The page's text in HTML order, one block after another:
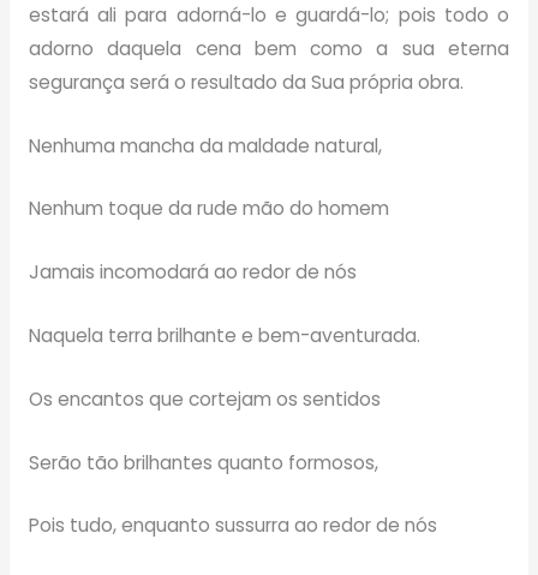
estará ali para adorná-lo e guardá-lo; pois todo o
adorno daquela cena bem como a sua eterna
segurança será o resultado da Sua própria obra.
Nenhuma mancha da maldade natural,
Nenhum toque da rude mão do homem
Jamais incomodará ao redor de nós
Naquela terra brilhante e bem-aventurada.
Os encantos que cortejam os sentidos
Serão tão brilhantes quanto formosos,
Pois tudo, enquanto sussurra ao redor de nós